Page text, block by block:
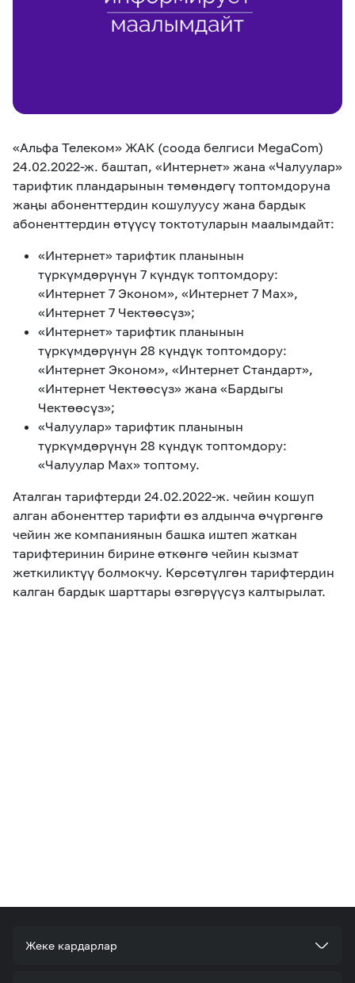
M2M
Кызматтар Көңүл ачуучу Соц. тармактар
Чалуулар жана
SMS
Номерди тандоо SIM жеткирүү
Компания
Биз жөнүндө MEGAда иште
Өнөктөштөргө
Офис картасы
жана каптоо
Кызмат көрсөтүүлөр
«Альфа Телеком» ЖАК (соода белгиси MegaCom)
24.02.2022-ж. баштап, «Интернет» жана «Чалуулар»
тарифтик пландарынын төмөндөгү топтомдоруна
жаңы абоненттердин кошулуусу жана бардык
абоненттердин өтүүсү токтотуларын маалымдайт:
«Интернет» тарифтик планынын
түркүмдөрүнүн 7 күндүк топтомдору:
«Интернет 7 Эконом», «Интернет 7 Мах»,
«Интернет 7 Чектөөсүз»;
«Интернет» тарифтик планынын
түркүмдөрүнүн 28 күндүк топтомдору:
«Интернет Эконом», «Интернет Стандарт»,
«Интернет Чектөөсүз» жана «Бардыгы
Чектөөсүз»;
«Чалуулар» тарифтик планынын
түркүмдөрүнүн 28 күндүк топтомдору:
«Чалуулар Мах» топтому.
Аталган тарифтерди 24.02.2022-ж. чейин кошуп
алган абоненттер тарифти өз алдынча өчүргөнгө
чейин же компаниянын башка иштеп жаткан
тарифтеринин бирине өткөнгө чейин кызмат
жеткиликтүү болмокчу. Көрсөтүлгөн тарифтердин
калган бардык шарттары өзгөрүүсүз калтырылат.
Жеке кардарлар